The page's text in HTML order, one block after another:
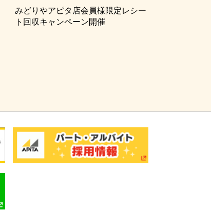
みどりやアピタ店会員様限定レシー
ト回収キャンペーン開催